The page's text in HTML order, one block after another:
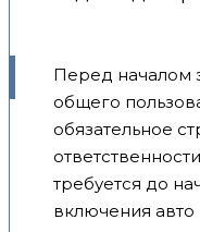
Перед началом
общего
обязательное
требуется до
включения